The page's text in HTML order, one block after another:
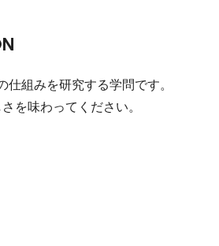
組みを研究する学問です。
を味わってください。